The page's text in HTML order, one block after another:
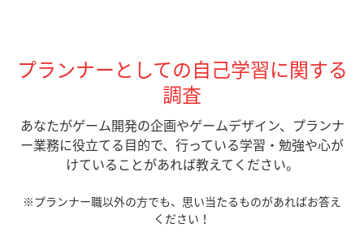
プランナーとしての自己学習に関する
調査
あなたがゲーム開発の企画やゲームデザイン、プランナ
ー業務に役立てる目的で、行っている学習・勉強や心が
けていることがあれば教えてください。
※プランナー職以外の方でも、思い当たるものがあればお答え
ください！